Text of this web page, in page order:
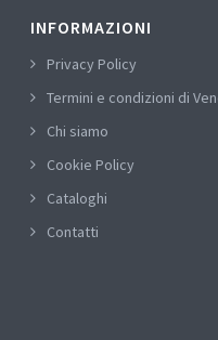
INFORMAZIONI
Privacy Policy
Termini e condizioni di
Chi siamo
Cookie Policy
Cataloghi
Contatti